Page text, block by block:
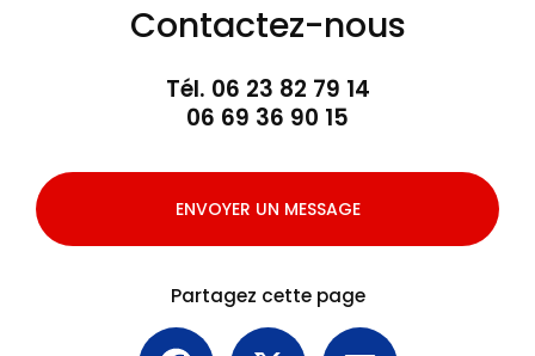
Contactez-nous
Tél. 06 23 82 79 14
06 69 36 90 15
ENVOYER UN MESSAGE
Partagez cette page
Facebook